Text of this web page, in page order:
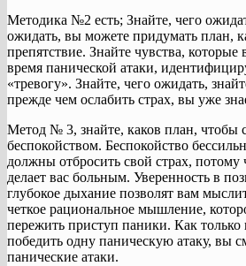
Методика №2 есть; Знайте, чего
ожидать, вы можете придумать план,
препятствие. Знайте чувства,
время панической атаки,
«тревогу». Знайте, чего ожидать,
прежде чем ослабить страх, вы уже
Метод № 3, знайте, каков план, чтобы
беспокойством. Беспокойство
должны отбросить свой страх, потому
делает вас больным. Уверенность в
глубокое дыхание позволят вам
четкое рациональное мышление,
пережить приступ паники. Как только
победить одну паническую атаку, вы
панические атаки.